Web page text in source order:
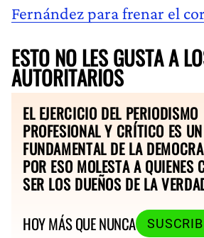
Fernández para frenar el
ESTO NO LES GUSTA A
AUTORITARIOS
EL EJERCICIO DEL PERIODISMO
PROFESIONAL Y CRÍTICO ES
FUNDAMENTAL DE LA
POR ESO MOLESTA A QUIENES
SER LOS DUEÑOS DE LA
HOY MÁS QUE NUNCA